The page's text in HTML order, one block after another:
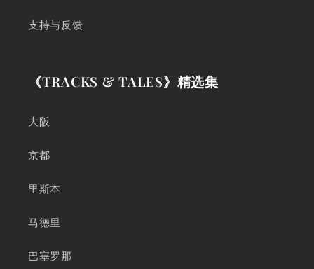
支持与反馈
《TRACKS & TALES》精选集
大阪
京都
里斯本
马德里
巴塞罗那